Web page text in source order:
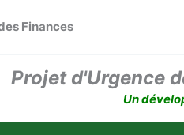
Finances
Projet d'Urgence
Un